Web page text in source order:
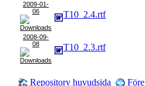
2009-01-
06
T10_2.4.rtf
2008-09-
08
T10_2.3.rtf
Repository huvudsida